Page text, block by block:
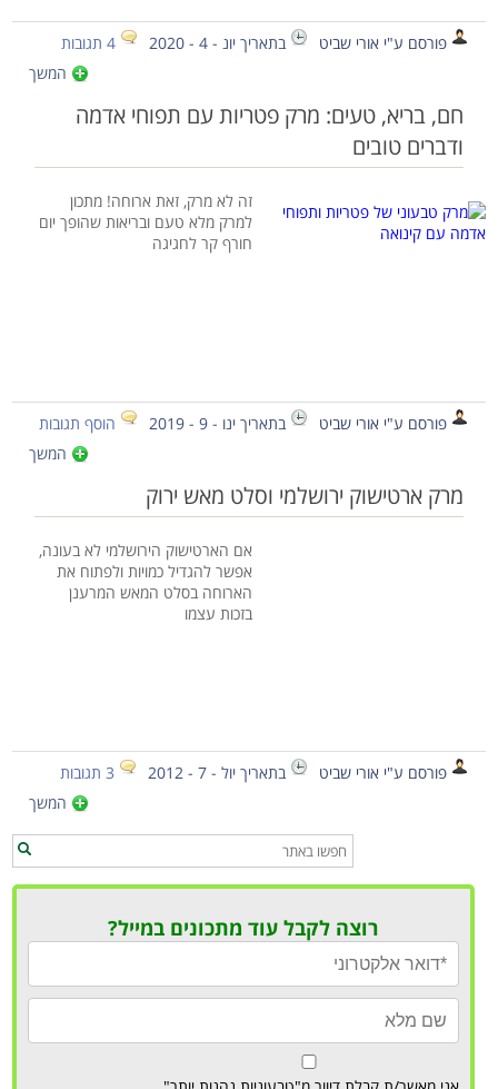
פורסם ע"י אורי שביט בתאריך יונ - 4 - 2020
4 תגובות
המשך
חם, בריא, טעים: מרק פטריות עם תפוחי אדמה
ודברים טובים
זה לא מרק, זאת ארוחה! מתכון
למרק מלא טעם ובריאות שהופך יום
חורף קר לחגיגה
פורסם ע"י אורי שביט בתאריך ינו - 9 - 2019
הוסף תגובות
המשך
מרק ארטישוק ירושלמי וסלט מאש ירוק
אם הארטישוק הירושלמי לא בעונה,
אפשר להגדיל כמויות ולפתוח את
הארוחה בסלט המאש המרענן
בזכות עצמו
פורסם ע"י אורי שביט בתאריך יול - 7 - 2012
3 תגובות
המשך
רוצה לקבל עוד מתכונים במייל?